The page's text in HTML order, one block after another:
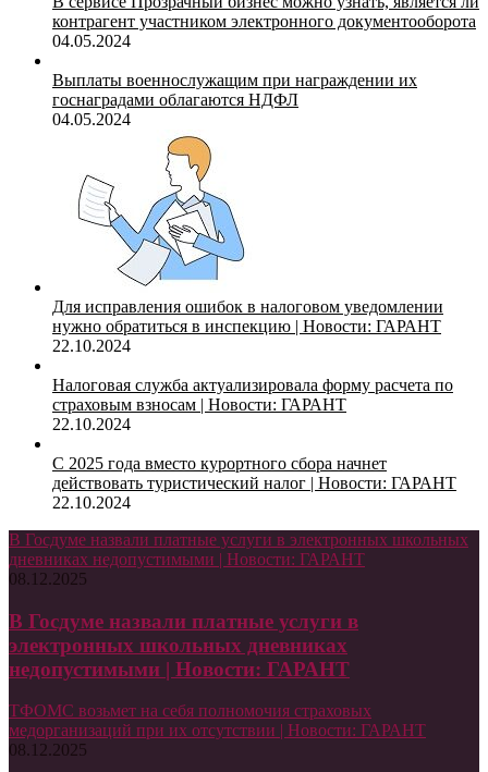
контрагент участником электронного документооборота
04.05.2024
Выплаты военнослужащим при награждении их
госнаградами облагаются НДФЛ
04.05.2024
Для исправления ошибок в налоговом уведомлении
нужно обратиться в инспекцию | Новости: ГАРАНТ
22.10.2024
Налоговая служба актуализировала форму расчета по
страховым взносам | Новости: ГАРАНТ
22.10.2024
С 2025 года вместо курортного сбора начнет
действовать туристический налог | Новости: ГАРАНТ
22.10.2024
В Госдуме назвали платные услуги в электронных школьных
дневниках недопустимыми | Новости: ГАРАНТ
08.12.2025
В Госдуме назвали платные услуги в
электронных школьных дневниках
недопустимыми | Новости: ГАРАНТ
ТФОМС возьмет на себя полномочия страховых
медорганизаций при их отсутствии | Новости: ГАРАНТ
08.12.2025